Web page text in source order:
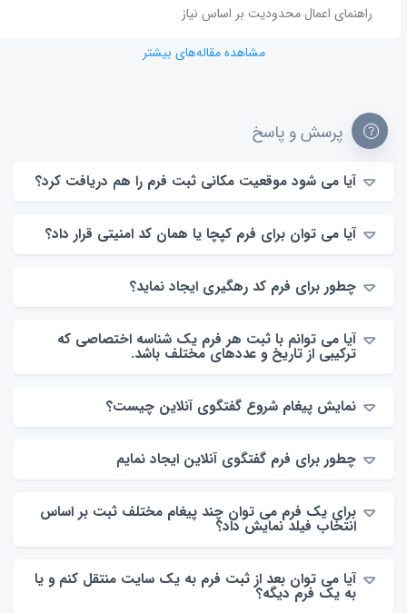
راهنمای اعمال محدودیت بر اساس نیاز
مشاهده مقاله‌های بیشتر
پرسش و پاسخ
آیا می شود موقعیت مکانی ثبت فرم را هم دریافت کرد؟
آیا می توان برای فرم کپچا یا همان کد امنیتی قرار داد؟
چطور برای فرم کد رهگیری ایجاد نماید؟
آیا می توانم با ثبت هر فرم یک شناسه اختصاصی که
ترکیبی از تاریخ و عددهای مختلف باشد.
نمایش پیغام شروع گفتگوی آنلاین چیست؟
چطور برای فرم گفتگوی آنلاین ایجاد نمایم
برای یک فرم می توان چند پیغام مختلف ثبت بر اساس
انتخاب فیلد نمایش داد؟
آیا می توان بعد از ثبت فرم به یک سایت منتقل کنم و یا
به یک فرم دیگه؟